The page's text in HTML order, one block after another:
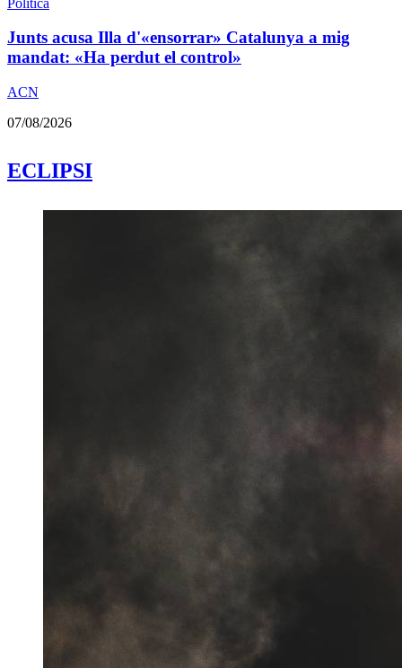
Junts acusa Illa d'«ensorrar» Catalunya a mig
mandat: «Ha perdut el control»
ACN
07/08/2026
ECLIPSI